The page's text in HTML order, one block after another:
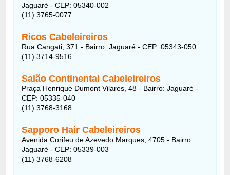
Jaguaré - CEP: 05340-002
(11) 3765-0077
Ricos Cabeleireiros
Rua Cangati, 371 - Bairro: Jaguaré - CEP: 05343-050
(11) 3714-9516
Salão Continental Cabeleireiros
Praça Henrique Dumont Vilares, 48 - Bairro: Jaguaré -
CEP: 05335-040
(11) 3768-3168
Sapporo Hair Cabeleireiros
Avenida Corifeu de Azevedo Marques, 4705 - Bairro:
Jaguaré - CEP: 05339-003
(11) 3768-6208